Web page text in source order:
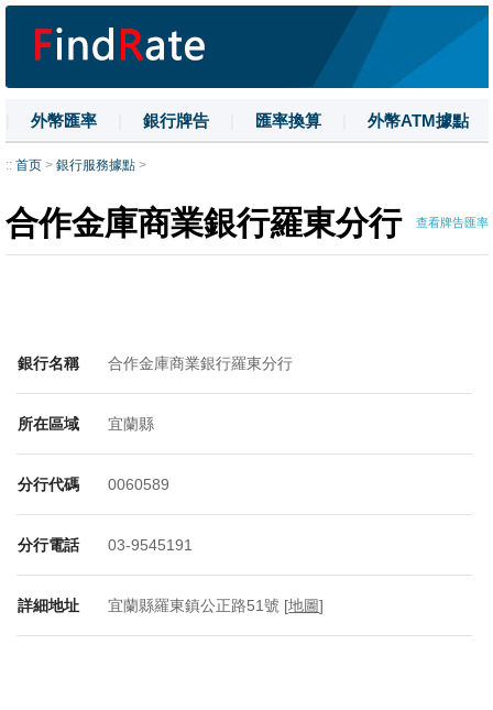
外幣匯率 銀行牌告 匯率換算 外幣ATM據點
| 名詞解釋 | 換匯技巧
:: 首页 > 銀行服務據點 >
合作金庫商業銀行羅東分行 查看牌告匯率
銀行名稱 合作金庫商業銀行羅東分行
所在區域 宜蘭縣
分行代碼 0060589
分行電話 03-9545191
詳細地址 宜蘭縣羅東鎮公正路51號 [地圖]